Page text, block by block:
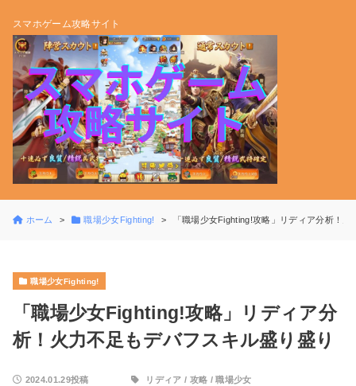
スマホゲーム攻略サイト
ホーム 職場少女Fighting! 「職場少女Fighting!攻略」リディア分析！
職場少女Fighting!
「職場少女Fighting!攻略」リディア分
析！火力不足もデバフスキル盛り盛り
2024.01.29投稿 リディア / 攻略 /職場少女